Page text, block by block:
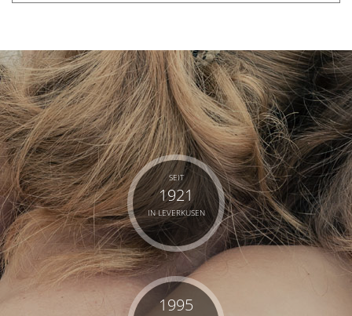
SEIT
1921
IN LEVERKUSEN
1995